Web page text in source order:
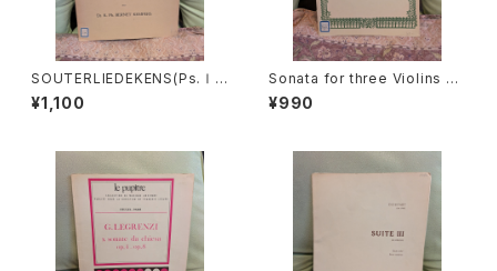
SOUTERLIEDEKENS(Ps.Ⅰ,
Ⅻ,XXXⅠ,XXXⅧ,XL,XLⅡ,L
Ⅲ,LXV)【著者：JACOBUS CL
¥1,100
Sonata for three Violins an
d Basso continuo【著者：GA
BRIELI】出版社：BÄRENREITE
¥990